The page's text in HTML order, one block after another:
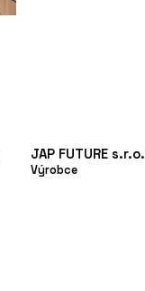
JAP FUTURE s.r.o.
Výrobce